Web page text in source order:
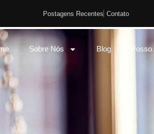
Postagens Recentes Contato
Sobre Nós Blog